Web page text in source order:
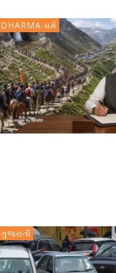
DHARMA-ધર્મ
ગુજરાતી